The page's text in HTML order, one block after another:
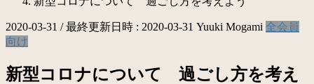
2020-03-31 / 最終更新日時 : 2020-03-31 Yuuki Mogami 全会員
向け
新型コロナについて 過ごし方を考え